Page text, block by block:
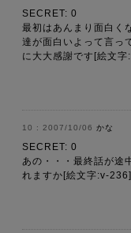
SECRET: 0
最初はあんまり面白く
達が面白いよって言っ
に大大感謝です[絵文
2007/10/06 かな
SECRET: 0
あの・・・最終話が途
れますか[絵文字:v-236]